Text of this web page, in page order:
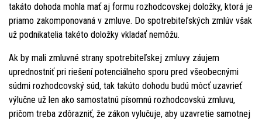
takáto dohoda mohla mať aj formu rozhodcovskej doložky, ktorá je
priamo zakomponovaná v zmluve. Do spotrebiteľských zmlúv však
už podnikatelia takéto doložky vkladať nemôžu.
Ak by mali zmluvné strany spotrebiteľskej zmluvy záujem
uprednostniť pri riešení potenciálneho sporu pred všeobecnými
súdmi rozhodcovský súd, tak takúto dohodu budú môcť uzavrieť
výlučne už len ako samostatnú písomnú rozhodcovskú zmluvu,
pričom treba zdôrazniť, že zákon vylučuje, aby uzavretie samotnej